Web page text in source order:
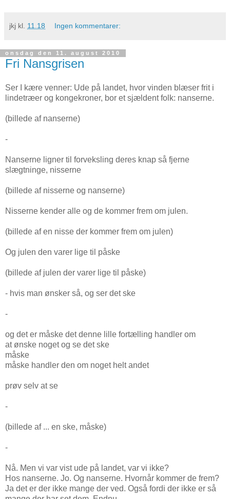
jkj kl. 11.18 Ingen kommentarer:
onsdag den 11. august 2010
Fri Nansgrisen
Ser I kære venner: Ude på landet, hvor vinden blæser frit i
lindetræer og kongekroner, bor et sjældent folk: nanserne.
(billede af nanserne)
-
Nanserne ligner til forveksling deres knap så fjerne
slægtninge, nisserne
(billede af nisserne og nanserne)
Nisserne kender alle og de kommer frem om julen.
(billede af en nisse der kommer frem om julen)
Og julen den varer lige til påske
(billede af julen der varer lige til påske)
- hvis man ønsker så, og ser det ske
-
og det er måske det denne lille fortælling handler om
at ønske noget og se det ske
måske
måske handler den om noget helt andet
prøv selv at se
-
(billede af ... en ske, måske)
-
Nå. Men vi var vist ude på landet, var vi ikke?
Hos nanserne. Jo. Og nanserne. Hvornår kommer de frem?
Ja det er der ikke mange der ved. Også fordi der ikke er så